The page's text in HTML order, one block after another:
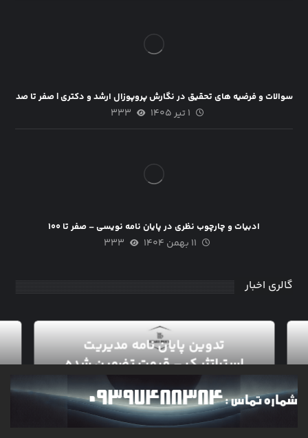
سوالات و فرضیه های تحقیق در نگارش پروپوزال ارشد و دکتری | صفر تا صد
۱ تیر ۱۴۰۵ ۳۳۳
ادبیات و چارچوب نظری در پایان نامه نویسی – صفر تا ۱۰۰
۱۱ بهمن ۱۴۰۴ ۳۳۳
گالری اخبار
تدوین پایان نامه مدیریت
استراتژیک – قیمت تضمین شده